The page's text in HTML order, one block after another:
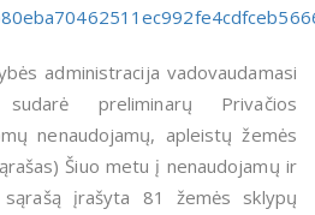
administracija vadovaudamasi
preliminarų Privačios
nenaudojamų, apleistų žemės
Šiuo metu į nenaudojamų ir
įrašyta 81 žemės sklypų